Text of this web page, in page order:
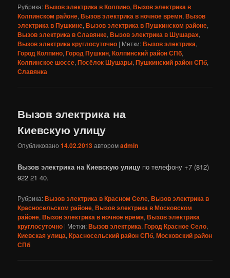
Рубрика:Вызов электрика в Колпино,Вызов электрика в
Колпинском районе,Вызов электрика в ночное время,Вызов
электрика в Пушкине,Вызов электрика в Пушкинском районе,
Вызов электрика в Славянке,Вызов электрика в Шушарах,
Вызов электрика круглосуточно | Метки:Вызов электрика,
Город Колпино,Город Пушкин,Колпинский район СПб,
Колпинское шоссе,Посёлок Шушары,Пушкинский район СПб,
Славянка
Вызов электрика на
Киевскую улицу
Опубликовано14.02.2013авторомadmin
Вызов электрика на Киевскую улицу по телефону +7 (812)
922 21 40.
Рубрика:Вызов электрика в Красном Селе,Вызов электрика в
Красносельском районе,Вызов электрика в Московском
районе,Вызов электрика в ночное время,Вызов электрика
круглосуточно | Метки:Вызов электрика,Город Красное Село,
Киевская улица,Красносельский район СПб,Московский район
СПб